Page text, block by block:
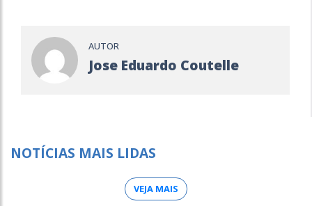
AUTOR
Jose Eduardo Coutelle
NOTÍCIAS MAIS LIDAS
VEJA MAIS